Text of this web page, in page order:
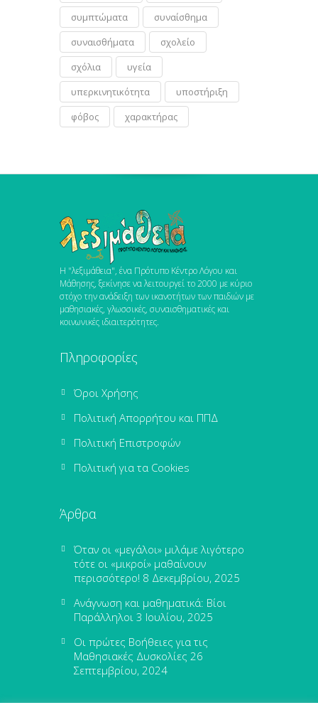
συμπτώματα
συναίσθημα
συναισθήματα
σχολείο
σχόλια
υγεία
υπερκινητικότητα
υποστήριξη
φόβος
χαρακτήρας
Η "λεξιμάθεια", ένα Πρότυπο Κέντρο Λόγου και
Μάθησης, ξεκίνησε να λειτουργεί το 2000 με κύριο
στόχο την ανάδειξη των ικανοτήτων των παιδιών με
μαθησιακές, γλωσσικές, συναισθηματικές και
κοινωνικές ιδιαιτερότητες.
Πληροφορίες
Όροι Χρήσης
Πολιτική Απορρήτου και ΠΠΔ
Πολιτική Επιστροφών
Πολιτική για τα Cookies
Άρθρα
Όταν οι «μεγάλοι» μιλάμε λιγότερο
τότε οι «μικροί» μαθαίνουν
περισσότερο! 8 Δεκεμβρίου, 2025
Ανάγνωση και μαθηματικά: Βίοι
Παράλληλοι 3 Ιουλίου, 2025
Οι πρώτες Βοήθειες για τις
Μαθησιακές Δυσκολίες 26
Σεπτεμβρίου, 2024